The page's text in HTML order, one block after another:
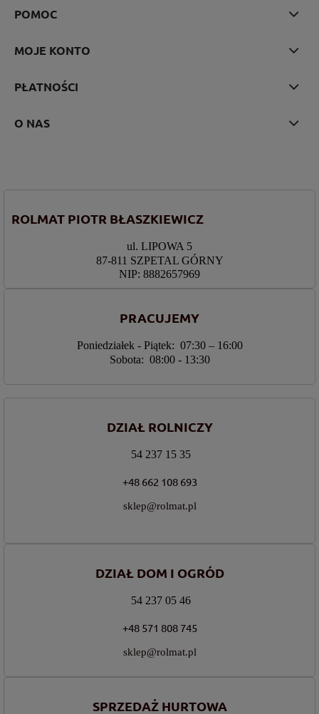
POMOC
MOJE KONTO
PŁATNOŚCI
O NAS
ROLMAT PIOTR BŁASZKIEWICZ
ul. LIPOWA 5
87-811 SZPETAL GÓRNY
NIP: 8882657969
PRACUJEMY
Poniedziałek - Piątek: 07:30 – 16:00
Sobota: 08:00 - 13:30
DZIAŁ ROLNICZY
54 237 15 35
+48 662 108 693
sklep@rolmat.pl
DZIAŁ DOM I OGRÓD
54 237 05 46
+48 571 808 745
sklep@rolmat.pl
SPRZEDAŻ HURTOWA